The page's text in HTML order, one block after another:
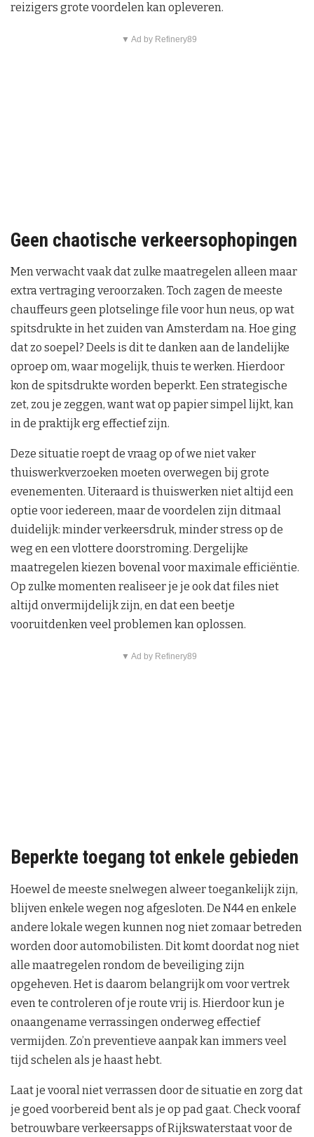
reizigers grote voordelen kan opleveren.
▼ Ad by Refinery89
Geen chaotische verkeersophopingen
Men verwacht vaak dat zulke maatregelen alleen maar
extra vertraging veroorzaken. Toch zagen de meeste
chauffeurs geen plotselinge file voor hun neus, op wat
spitsdrukte in het zuiden van Amsterdam na. Hoe ging
dat zo soepel? Deels is dit te danken aan de landelijke
oproep om, waar mogelijk, thuis te werken. Hierdoor
kon de spitsdrukte worden beperkt. Een strategische
zet, zou je zeggen, want wat op papier simpel lijkt, kan
in de praktijk erg effectief zijn.
Deze situatie roept de vraag op of we niet vaker
thuiswerkverzoeken moeten overwegen bij grote
evenementen. Uiteraard is thuiswerken niet altijd een
optie voor iedereen, maar de voordelen zijn ditmaal
duidelijk: minder verkeersdruk, minder stress op de
weg en een vlottere doorstroming. Dergelijke
maatregelen kiezen bovenal voor maximale efficiëntie.
Op zulke momenten realiseer je je ook dat files niet
altijd onvermijdelijk zijn, en dat een beetje
vooruitdenken veel problemen kan oplossen.
▼ Ad by Refinery89
Beperkte toegang tot enkele gebieden
Hoewel de meeste snelwegen alweer toegankelijk zijn,
blijven enkele wegen nog afgesloten. De N44 en enkele
andere lokale wegen kunnen nog niet zomaar betreden
worden door automobilisten. Dit komt doordat nog niet
alle maatregelen rondom de beveiliging zijn
opgeheven. Het is daarom belangrijk om voor vertrek
even te controleren of je route vrij is. Hierdoor kun je
onaangename verrassingen onderweg effectief
vermijden. Zo’n preventieve aanpak kan immers veel
tijd schelen als je haast hebt.
Laat je vooral niet verrassen door de situatie en zorg dat
je goed voorbereid bent als je op pad gaat. Check vooraf
betrouwbare verkeersapps of Rijkswaterstaat voor de